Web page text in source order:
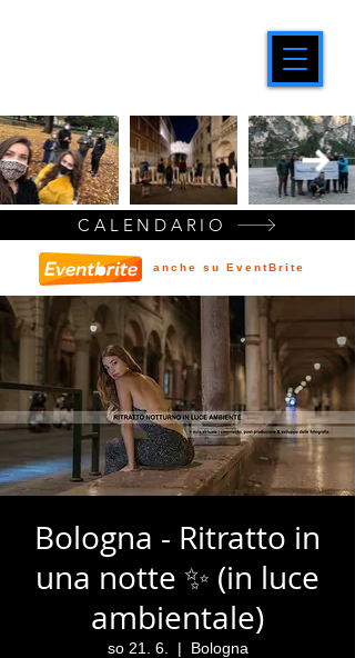
Bologna - Ritratto in
una notte ✨ (in luce
ambientale)
so 21. 6.
  |
Bologna
CALENDARIO
anche su EventBrite